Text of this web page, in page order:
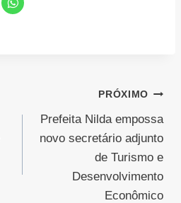
PRÓXIMO
Prefeita Nilda empossa
novo secretário adjunto
de Turismo e
Desenvolvimento
Econômico